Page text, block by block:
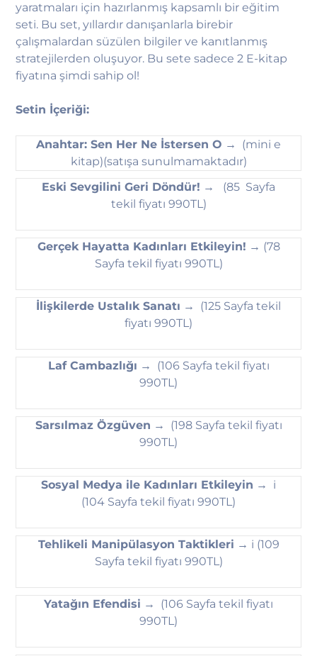
yaratmaları için hazırlanmış kapsamlı bir eğitim
seti. Bu set, yıllardır danışanlarla birebir
çalışmalardan süzülen bilgiler ve kanıtlanmış
stratejilerden oluşuyor. Bu sete sadece 2 E-kitap
fiyatına şimdi sahip ol!
Setin İçeriği:
Anahtar: Sen Her Ne İstersen O → (mini e
kitap)(satışa sunulmamaktadır)
Eski Sevgilini Geri Döndür! → (85 Sayfa
tekil fiyatı 990TL)
Gerçek Hayatta Kadınları Etkileyin! → (78
Sayfa tekil fiyatı 990TL)
İlişkilerde Ustalık Sanatı → (125 Sayfa tekil
fiyatı 990TL)
Laf Cambazlığı → (106 Sayfa tekil fiyatı
990TL)
Sarsılmaz Özgüven → (198 Sayfa tekil fiyatı
990TL)
Sosyal Medya ile Kadınları Etkileyin → i
(104 Sayfa tekil fiyatı 990TL)
Tehlikeli Manipülasyon Taktikleri → i (109
Sayfa tekil fiyatı 990TL)
Yatağın Efendisi → (106 Sayfa tekil fiyatı
990TL)